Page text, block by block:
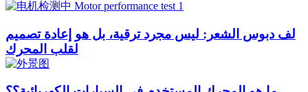
لف دبوس الشعر: ليس مجرد ترقية، بل هو إعادة تصميم
لقلب المحرك